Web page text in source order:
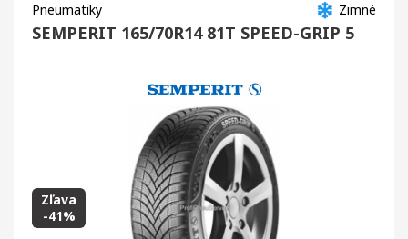
Zimné
Pneumatiky
SEMPERIT 165/70R14 81T SPEED-GRIP 5
Zľava
-41%